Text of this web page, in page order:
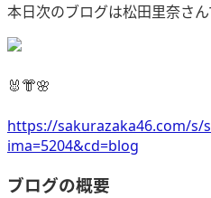
本日次のブログは松田里奈さん
🐰👘🌸
https://sakurazaka46.com/s/
ima=5204&cd=blog
ブログの概要